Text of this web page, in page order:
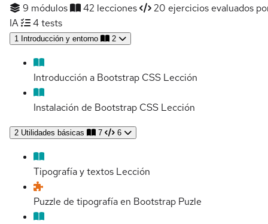
9 módulos
42 lecciones
20 ejercicios evaluados
IA
4 tests
1 Introducción y entorno 2
Introducción a Bootstrap CSS Lección
Instalación de Bootstrap CSS Lección
2 Utilidades básicas 7 6
Tipografía y textos Lección
Puzzle de tipografía en Bootstrap Puzle